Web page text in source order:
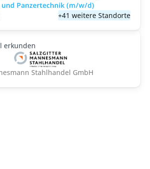
Panzertechnik (m/w/d)
+41 weitere Standorte
erkunden
Stahlhandel GmbH